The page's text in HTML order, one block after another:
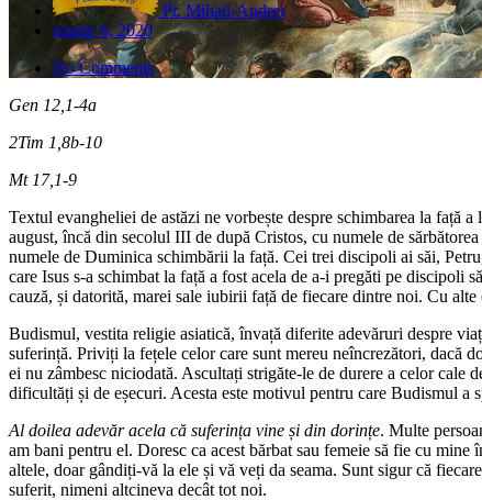
Pr. Mihail-Andrei
martie 6, 2020
No Comments
Gen 12,1-4a
2Tim 1,8b-10
Mt 17,1-9
Textul evangheliei de astăzi ne vorbește despre schimbarea la față
august, încă din secolul III de după Cristos, cu numele de
numele de Duminica schimbării la față. Cei trei discipoli ai săi,
care Isus s-a schimbat la față a fost acela de a-i pregăti pe discipoli
cauză, și datorită, marei sale iubirii față de fiecare dintre noi. Cu
Budismul, vestita religie asiatică, învață diferite adevăruri despre
suferință. Priviți la fețele celor care sunt mereu neîncrezători, dacă
ei nu zâmbesc niciodată. Ascultați strigăte-le de durere a celor cale
dificultăți și de eșecuri. Acesta este motivul pentru care Budismul a
Al doilea adevăr acela că suferința vine și din dorințe. Multe
am bani pentru el. Doresc ca acest bărbat sau femeie să fie cu
altele, doar gândiți-vă la ele și vă veți da seama. Sunt sigur că
suferit, nimeni altcineva decât tot noi.